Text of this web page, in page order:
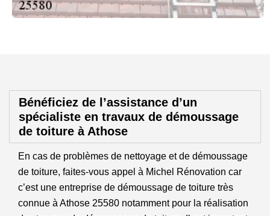
Bénéficiez de l’assistance d’un
spécialiste en travaux de démoussage
de toiture à Athose
En cas de problèmes de nettoyage et de démoussage
de toiture, faites-vous appel à Michel Rénovation car
c’est une entreprise de démoussage de toiture très
connue à Athose 25580 notamment pour la réalisation